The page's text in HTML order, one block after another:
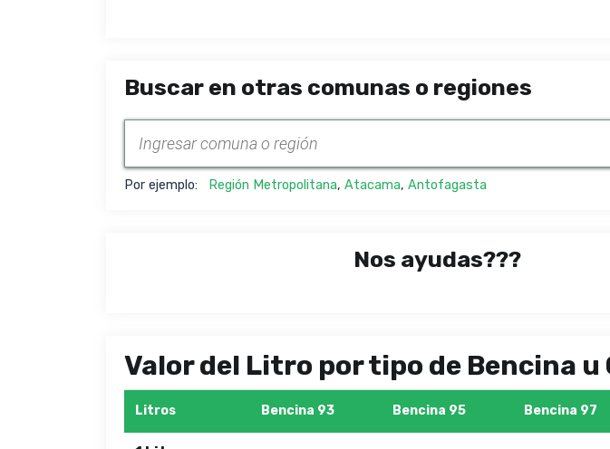
Buscar en otras comunas o regiones
Por ejemplo: Región Metropolitana, Atacama, Antofagasta
Nos ayudas???
Valor del Litro por tipo de Bencina u
Litros Bencina 93 Bencina 95 Bencina 97